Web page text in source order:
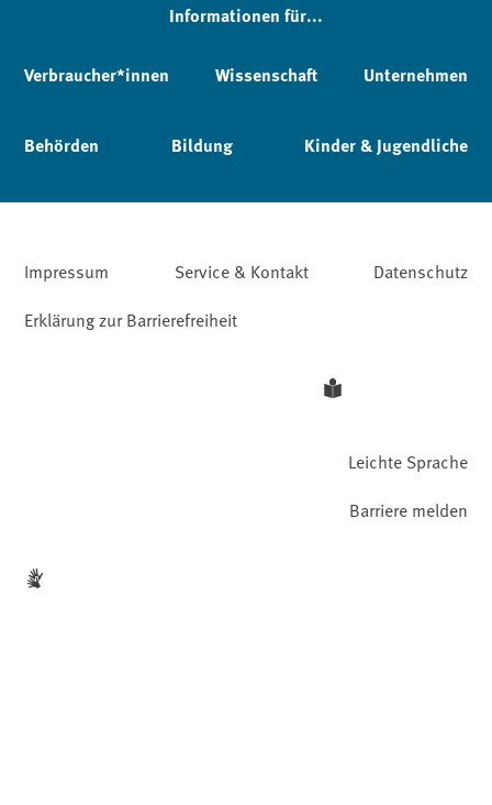
Informationen für...
Verbraucher*innen Wissenschaft Unternehmen
Behörden Bildung Kinder & Jugendliche
Impressum Service & Kontakt
Datenschutz
Erklärung zur Barrierefreiheit
Leichte Sprache
Barriere melden